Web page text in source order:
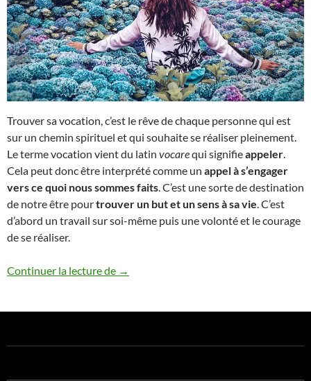
Trouver sa vocation, c’est le rêve de chaque personne qui est
sur un chemin spirituel et qui souhaite se réaliser pleinement.
Le terme vocation vient du latin vocarequi signifieappeler.
Cela peut donc être interprété comme un appel à s’engager
vers ce quoi nous sommes faits. C’est une sorte de destination
de notre être pourtrouver un but et un sens à sa vie. C’est
d’abord un travail sur soi-même puis une volonté et le courage
de se réaliser.
Continuer la lecture de Les 7 signes qui montrent qu’on a
→